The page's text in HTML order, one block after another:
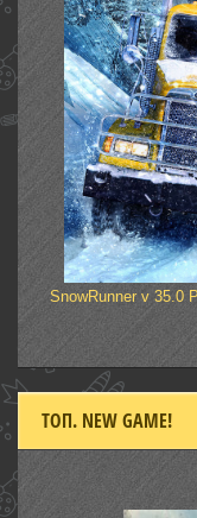
SnowRunner v 35.0
ТОП. NEW GAME!